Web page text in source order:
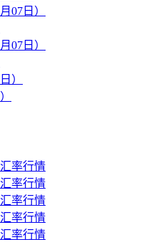
07日）
07日）
）
率行情
率行情
率行情
率行情
率行情